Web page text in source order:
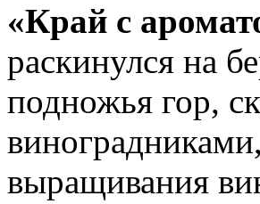
«Край с
раскинулся на
подножья гор,
выращивания